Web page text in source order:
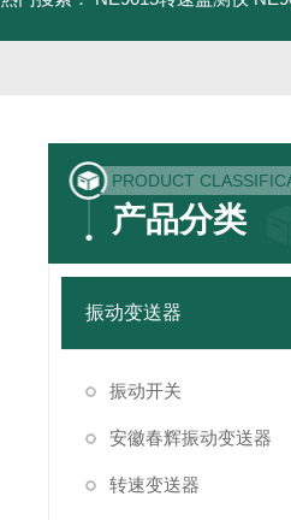
PRODUCT
产品分类
振动变送器
振动开关
安徽春辉振动变送器
转速变送器